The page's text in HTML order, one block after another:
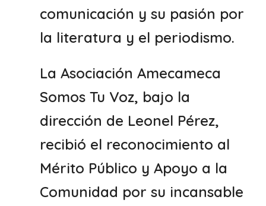
comunicación y su pasión por
la literatura y el periodismo.
La Asociación Amecameca
Somos Tu Voz, bajo la
dirección de Leonel Pérez,
recibió el reconocimiento al
Mérito Público y Apoyo a la
Comunidad por su incansable